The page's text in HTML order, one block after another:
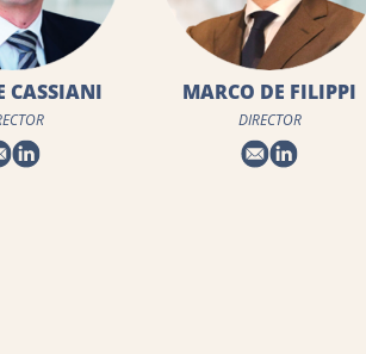
FILIPPI NICOLA MAINO
DIRECTOR